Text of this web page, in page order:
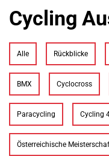
Cycling
Alle Rückblicke
BMX Cyclocross
Paracycling Cycling 4
Österreichische